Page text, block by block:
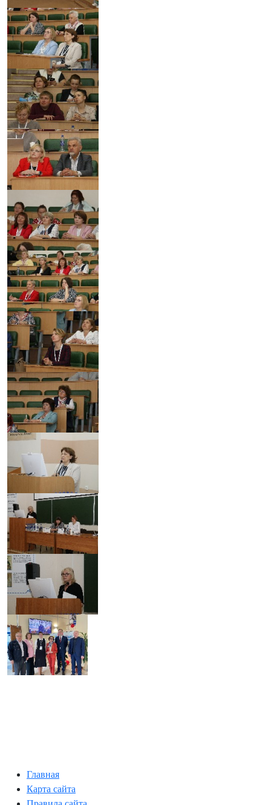
Главная
Карта сайта